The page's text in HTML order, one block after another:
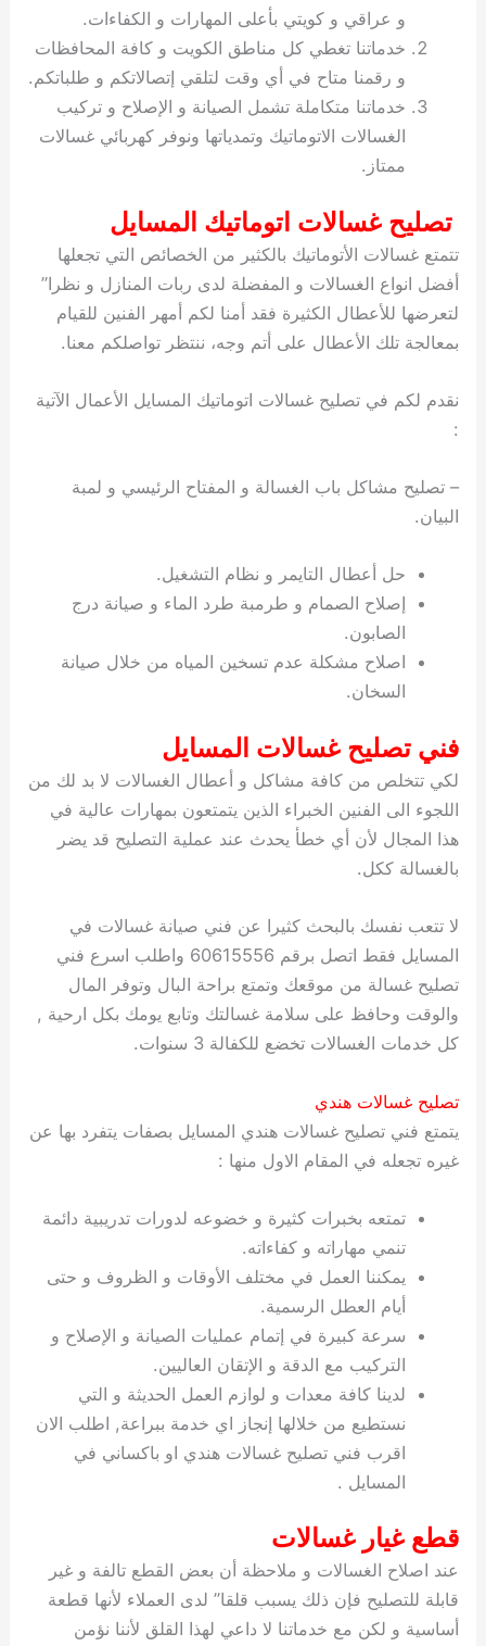
و عراقي و كويتي بأعلى المهارات و الكفاءات.
خدماتنا تغطي كل مناطق الكويت و كافة المحافظات
و رقمنا متاح في أي وقت لتلقي إتصالاتكم و طلباتكم.
خدماتنا متكاملة تشمل الصيانة و الإصلاح و تركيب
الغسالات الاتوماتيك وتمدياتها ونوفر كهربائي غسالات
ممتاز.
تصليح غسالات اتوماتيك المسايل
تتمتع غسالات الأتوماتيك بالكثير من الخصائص التي تجعلها
أفضل انواع الغسالات و المفضلة لدى ربات المنازل و نظرا”
لتعرضها للأعطال الكثيرة فقد أمنا لكم أمهر الفنين للقيام
بمعالجة تلك الأعطال على أتم وجه، ننتظر تواصلكم معنا.
نقدم لكم في تصليح غسالات اتوماتيك المسايل الأعمال الآتية
:
– تصليح مشاكل باب الغسالة و المفتاح الرئيسي و لمبة
البيان.
حل أعطال التايمر و نظام التشغيل.
إصلاح الصمام و طرمبة طرد الماء و صيانة درج
الصابون.
اصلاح مشكلة عدم تسخين المياه من خلال صيانة
السخان.
فني تصليح غسالات المسايل
لكي تتخلص من كافة مشاكل و أعطال الغسالات لا بد لك من
اللجوء الى الفنين الخبراء الذين يتمتعون بمهارات عالية في
هذا المجال لأن أي خطأ يحدث عند عملية التصليح قد يضر
بالغسالة ككل.
لا تتعب نفسك بالبحث كثيرا عن فني صيانة غسالات في
المسايل فقط اتصل برقم 60615556 واطلب اسرع فني
تصليح غسالة من موقعك وتمتع براحة البال وتوفر المال
والوقت وحافظ على سلامة غسالتك وتابع يومك بكل ارحية ,
كل خدمات الغسالات تخضع للكفالة 3 سنوات.
تصليح غسالات هندي
يتمتع فني تصليح غسالات هندي المسايل بصفات يتفرد بها عن
غيره تجعله في المقام الاول منها :
تمتعه بخبرات كثيرة و خضوعه لدورات تدريبية دائمة
تنمي مهاراته و كفاءاته.
يمكننا العمل في مختلف الأوقات و الظروف و حتى
أيام العطل الرسمية.
سرعة كبيرة في إتمام عمليات الصيانة و الإصلاح و
التركيب مع الدقة و الإتقان العاليين.
لدينا كافة معدات و لوازم العمل الحديثة و التي
نستطيع من خلالها إنجاز اي خدمة ببراعة, اطلب الان
اقرب فني تصليح غسالات هندي او باكساني في
المسايل .
قطع غيار غسالات
عند اصلاح الغسالات و ملاحظة أن بعض القطع تالفة و غير
قابلة للتصليح فإن ذلك يسبب قلقا” لدى العملاء لأنها قطعة
أساسية و لكن مع خدماتنا لا داعي لهذا القلق لأننا نؤمن